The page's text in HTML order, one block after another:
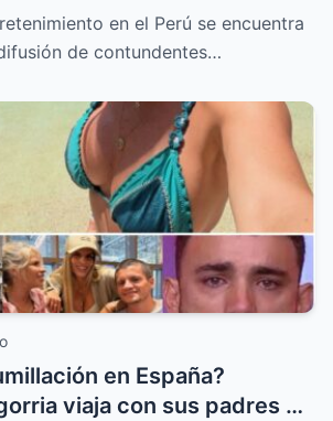
en el Perú se encuentra
de contundentes…
en España?
viaja con sus padres y